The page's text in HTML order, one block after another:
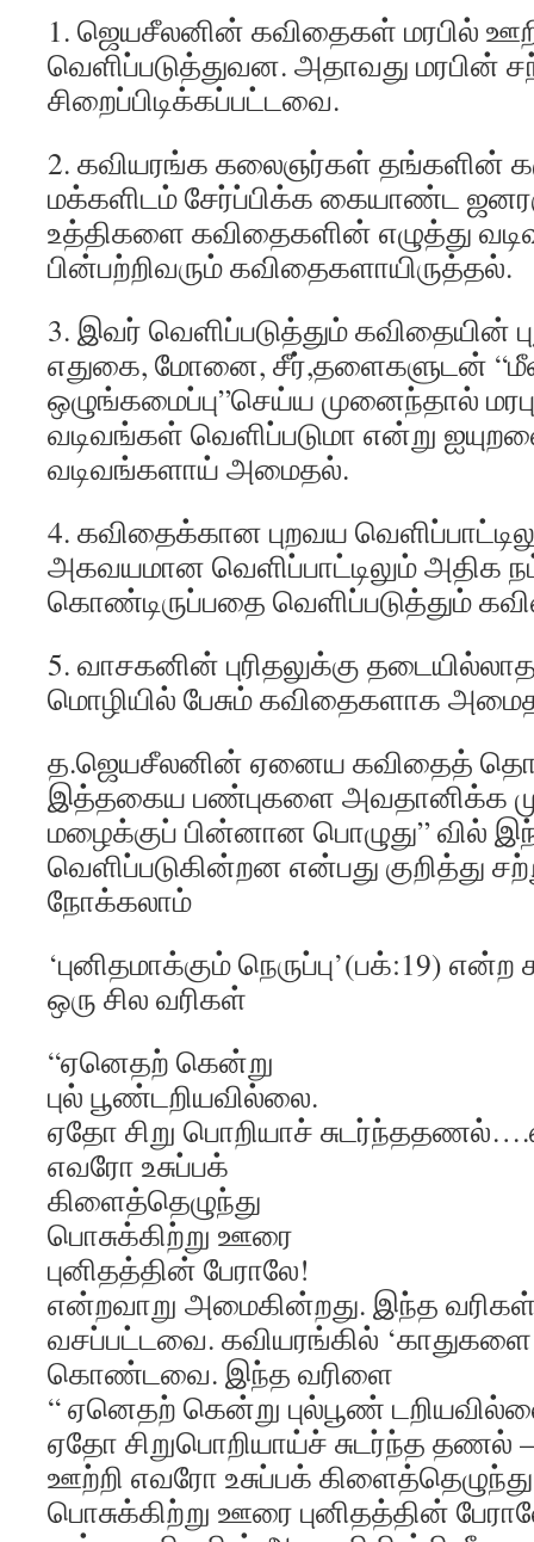
1. ஜெயசீலனின் கவிதைகள் மரபில்
வெளிப்படுத்துவன. அதாவது மரபின்
சிறைப்பிடிக்கப்பட்டவை.
2. கவியரங்க கலைஞர்கள் தங்களின்
மக்களிடம் சேர்ப்பிக்க கையாண்ட
உத்திகளை கவிதைகளின் எழுத்து
பின்பற்றிவரும் கவிதைகளாயிருத்தல்.
3. இவர் வெளிப்படுத்தும் கவிதையின்
எதுகை, மோனை, சீர்,தளைகளுடன்
ஒழுங்கமைப்பு”செய்ய முனைந்தால்
வடிவங்கள் வெளிப்படுமா என்று
வடிவங்களாய் அமைதல்.
4. கவிதைக்கான புறவய
அகவயமான வெளிப்பாட்டிலும் அதிக
கொண்டிருப்பதை வெளிப்படுத்தும்
5. வாசகனின் புரிதலுக்கு
மொழியில் பேசும் கவிதைகளாக
த.ஜெயசீலனின் ஏனைய கவிதைத்
இத்தகைய பண்புகளை அவதானிக்க
மழைக்குப் பின்னான பொழுது” வில்
வெளிப்படுகின்றன என்பது குறித்து
நோக்கலாம்
‘புனிதமாக்கும் நெருப்பு’(பக்:19)
ஒரு சில வரிகள்
“ஏனெதற் கென்று
புல் பூண்டறியவில்லை.
ஏதோ சிறு பொறியாச்
எவரோ உசுப்பக்
கிளைத்தெழுந்து
பொசுக்கிற்று ஊரை
புனிதத்தின் பேராலே!
என்றவாறு அமைகின்றது. இந்த
வசப்பட்டவை. கவியரங்கில்
கொண்டவை. இந்த வரிளை
“ ஏனெதற் கென்று புல்பூண்
ஏதோ சிறுபொறியாய்ச் சுடர்ந்த
ஊற்றி எவரோ உசுப்பக் கிளைத்தெழுந்து
பொசுக்கிற்று ஊரை புனிதத்தின்